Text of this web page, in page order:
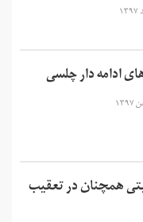
ادامه دار چلسی
همچنان در تعقیب